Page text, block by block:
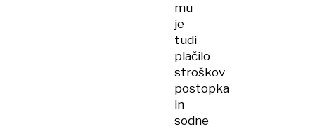
mu
je
tudi
plačilo
stroškov
postopka
in
sodne